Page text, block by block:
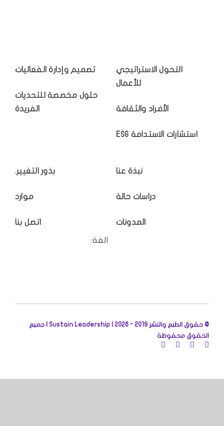
التحول الاستراتيجي
للأعمال
الأفراد والثقافة
استشارات الاستدامة ESG
تصميم وإدارة الفعاليات
حلول مخصصة للتحديات
الفريدة
نبذة عنا
دراسات حالة
المدونات
بذور التغيير.
موارد
اتصل بنا
الغة:
© حقوق الطبع والنشر 2019 - 2026 |
Sustain Leadership | جميع
الحقوق محفوظة